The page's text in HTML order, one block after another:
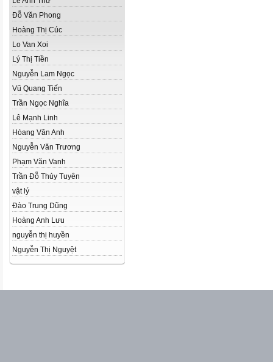
Đỗ Văn Phong
Hoàng Thị Cúc
Lo Van Xoi
Lý Thị Tiền
Nguyễn Lam Ngọc
Vũ Quang Tiến
Trần Ngọc Nghĩa
Lê Mạnh Linh
Hòang Văn Anh
Nguyễn Văn Trương
Phạm Văn Vanh
Trần Đỗ Thủy Tuyên
vật lý
Đào Trung Dũng
Hoàng Anh Lưu
nguyễn thị huyền
Nguyễn Thị Nguyệt